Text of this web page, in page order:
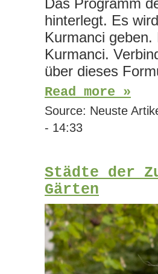
Das Programm
hinterlegt. Es
Kurmanci
Kurmanci.
über dieses
Read more »
Source: Neuste
- 14:33
Städte der
Gärten